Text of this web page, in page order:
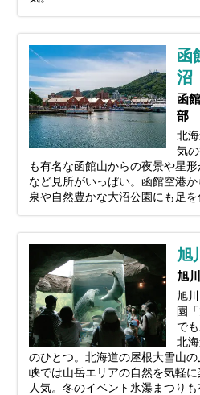
函
沼
函
部
北
気
も有名な函館山からの夜景や星
など見所がいっぱい。函館空港
泉や自然豊かな大沼公園にも足を
旭
旭
旭
園
で
北
のひとつ。北海道の屋根大雪山
峡では山岳エリアの自然を気軽
人気。冬のイベント氷瀑まつりも